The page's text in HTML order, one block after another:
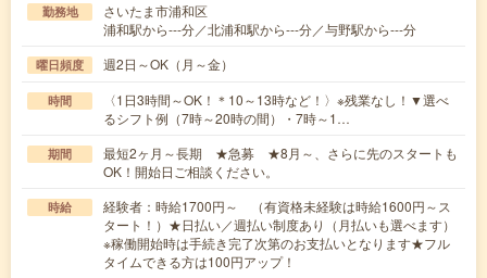
勤務地
さいたま市浦和区
浦和駅から---分／北浦和駅から---分／与野駅から---分
曜日頻度 週2日～OK（月～金）
時間
〈1日3時間～OK！＊10～13時など！〉※残業なし！▼選べ
るシフト例（7時～20時の間）・7時～1…
期間
最短2ヶ月～長期 ★急募 ★8月～、さらに先のスタートも
OK！開始日ご相談ください。
時給
経験者：時給1700円～ （有資格未経験は時給1600円～ス
タート！）★日払い／週払い制度あり（月払いも選べます）
※稼働開始時は手続き完了次第のお支払いとなります★フル
タイムできる方は100円アップ！